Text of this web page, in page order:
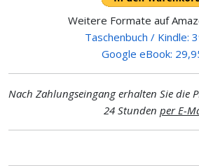
Weitere Formate auf
Taschenbuch / Kindle:
Google eBook:
Nach Zahlungseingang erhalten Sie die
24 Stunden per E-